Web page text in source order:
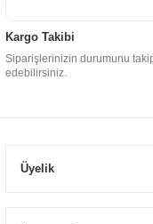
Kargo Takibi
Siparişlerinizin durumunu
edebilirsiniz.
Üyelik